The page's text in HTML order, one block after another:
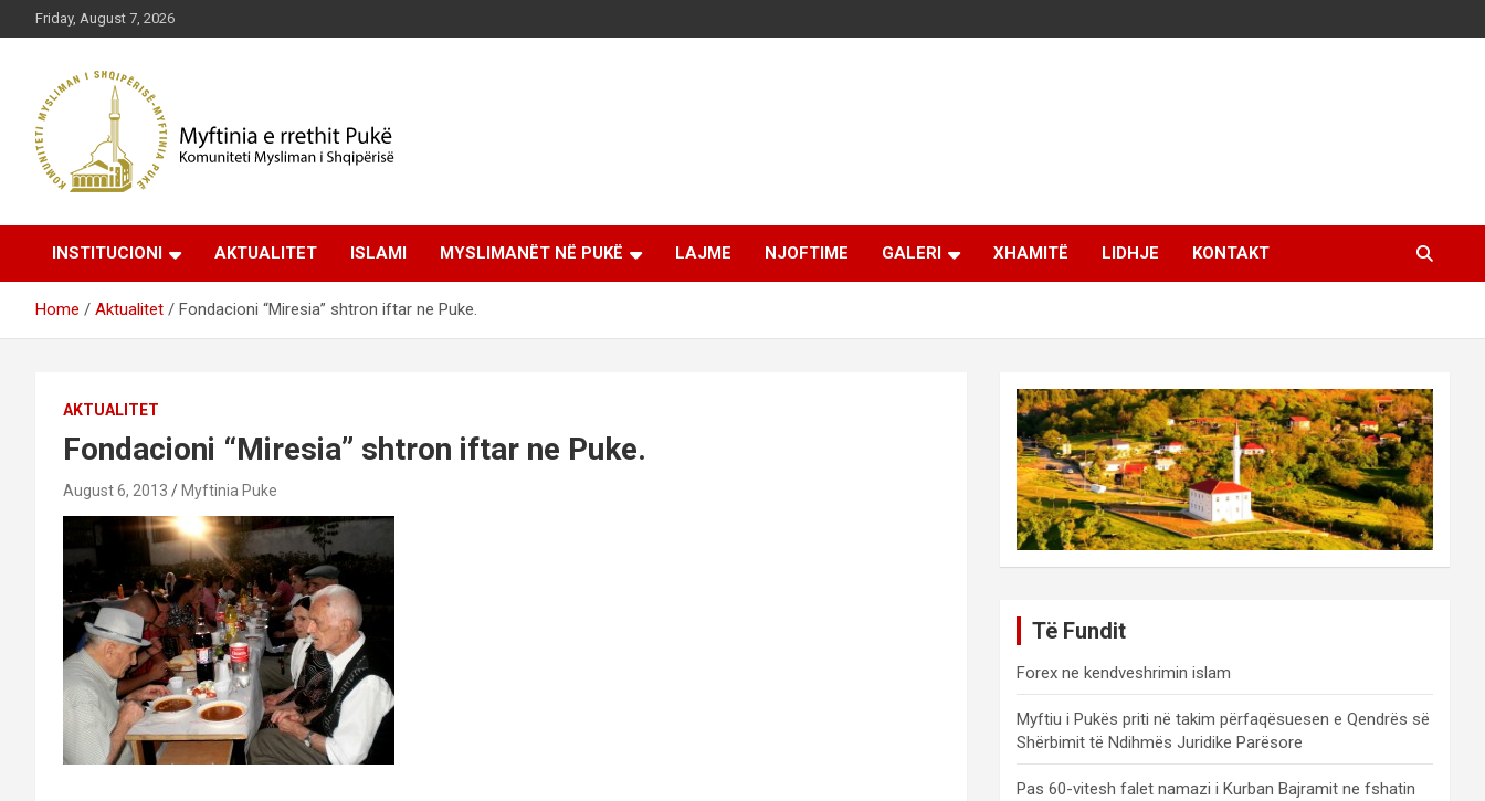
to
Friday, August 7, 2026
Myftinia Pukë | Faqja
Zyrtare
INSTITUCIONI AKTUALITET ISLAMI MYSLIMANËT NË PUKË LAJME NJOFTIME GALERI XHAMITË LIDHJE KONTAKT
Home Aktualitet Fondacioni “Miresia” shtron iftar ne Puke.
AKTUALITET
Fondacioni “Miresia” shtron iftar ne Puke.
August 6, 2013 Myftinia Puke
Të Fundit
Forex ne kendveshrimin islam
Myftiu i Pukës priti në takim përfaqësuesen e Qendrës së
Shërbimit të Ndihmës Juridike Parësore
Pas 60-vitesh falet namazi i Kurban Bajramit ne fshatin